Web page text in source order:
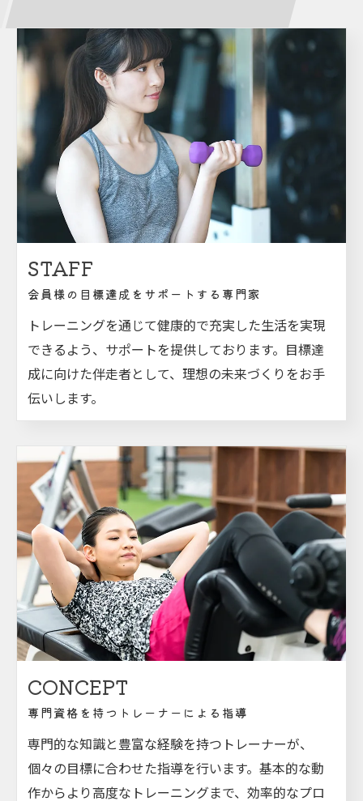
STAFF
会員様の目標達成をサポートする専門家
トレーニングを通じて健康的で充実した生活を実現
できるよう、サポートを提供しております。目標達
成に向けた伴走者として、理想の未来づくりをお手
伝いします。
CONCEPT
専門資格を持つトレーナーによる指導
専門的な知識と豊富な経験を持つトレーナーが、
個々の目標に合わせた指導を行います。基本的な動
作からより高度なトレーニングまで、効率的なプロ